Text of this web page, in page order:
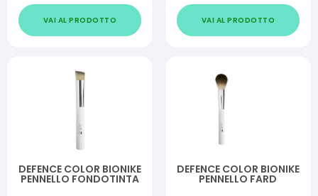
VAI AL PRODOTTO VAI AL PRODOTTO
DEFENCE COLOR BIONIKE
PENNELLO FONDOTINTA
DEFENCE COLOR BIONIKE
PENNELLO FARD